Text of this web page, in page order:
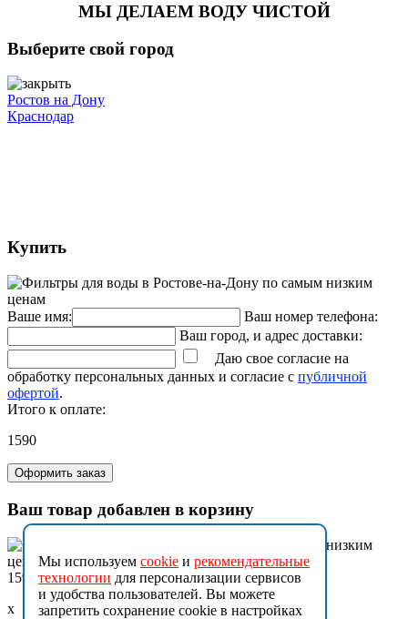
МЫ ДЕЛАЕМ ВОДУ ЧИСТОЙ
Выберите свой город
Ростов на Дону
Краснодар
Купить
Ваше имя:
Ваш номер телефона:
Ваш город, и адрес доставки:
Даю свое согласие на
обработку персональных данных и согласие с публичной
офертой.
Итого к оплате:
1590
Оформить заказ
Ваш товар добавлен в корзину
1590
x
Мы используем cookie и рекомендательные
технологии для персонализации сервисов
и удобства пользователей. Вы можете
запретить сохранение cookie в настройках